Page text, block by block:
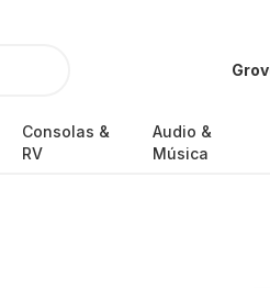
Consolas &
RV
Audio &
Música